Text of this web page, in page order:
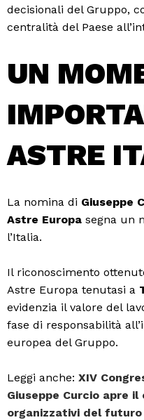
decisionali del Gruppo,
centralità del Paese
UN
ASTRE
La nomina di Giuseppe
Astre Europa segna un
l’Italia.
Il riconoscimento
Astre Europa tenutasi a
evidenzia il valore del
fase di responsabilità
europea del Gruppo.
Leggi anche: XIV
Giuseppe Curcio apre
organizzativi del futuro